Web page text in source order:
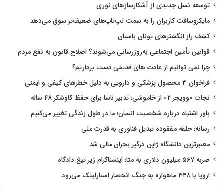
توسعه نسل جدیدی از آشکارسازهای نوری
مایکروسافت کاربران را به سمت لپ‌تاپ‌های ضعیف‌تر سوق می‌دهد
کشف راز انگشترهای یونان باستان
قوانین تأمین اجتماعی به‌روزرسانی می‌شوند؟ اصلاح قانون به نفع مردم
چرا نمی توانیم از عادت های قدیمی دست برداریم؟
فراخوان ۳ محصول پزشکی و دارویی به دلیل خطرهای کیفی و ایمنی
نجات «وویجر ۲» از خاموشی؛ تدبیر ناسا برای حفظ کاوشگر ۴۸ ساله
باور اشتباه درباره شخصیت انسان؛ ما در طول زندگی تغییر می‌کنیم
رسانه؛ حلقه مفقوده تبدیل فناوری به قدرت ملی
معتبرترین دانشگاه ژاپن درگیر بحران مالی شد
ضربه ۵۶۷ میلیون دلاری به متا؛ اینستاگرام زیر تیغ دادگاه
اروپا با ۳۴۸ ماهواره به جنگ انحصار استارلینک می‌رود